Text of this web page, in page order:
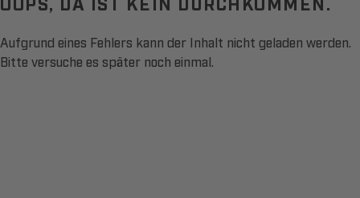
Aufgrund eines Fehlers kann der Inhalt nicht geladen werden.
Bitte versuche es später noch einmal.